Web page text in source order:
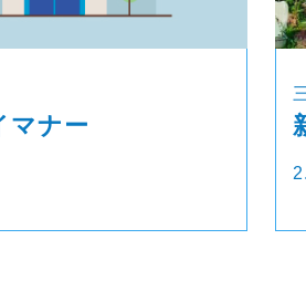
マナー